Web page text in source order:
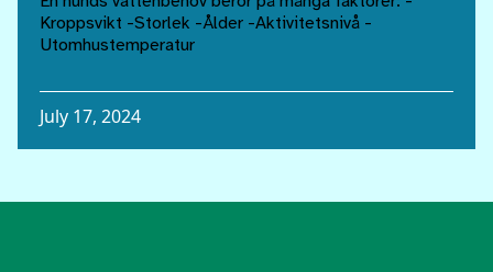
Kroppsvikt -Storlek -Ålder -Aktivitetsnivå -
Utomhustemperatur
July 17, 2024